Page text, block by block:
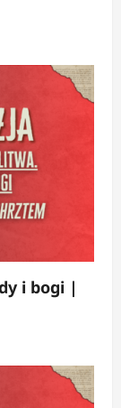
i bogi |